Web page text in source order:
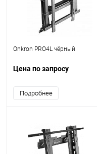
Onkron PRO4L чёрный
Цена по запросу
Подробнее